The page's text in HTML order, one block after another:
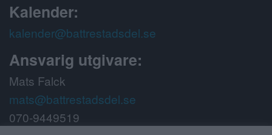
Kalender:
kalender@battrestadsdel.se
Ansvarig utgivare:
Mats Falck
mats@battrestadsdel.se
070-9449519